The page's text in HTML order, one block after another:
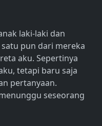
laki-laki dan
pun dari mereka
aku. Sepertinya
tetapi baru saja
pertanyaan.
seseorang